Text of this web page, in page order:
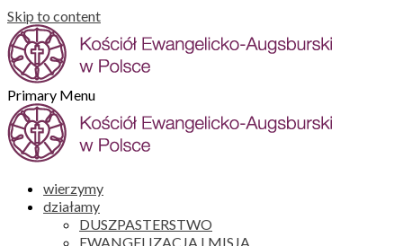
Skip to content
Primary Menu
wierzymy
działamy
DUSZPASTERSTWO
EWANGELIZACJA I MISJA